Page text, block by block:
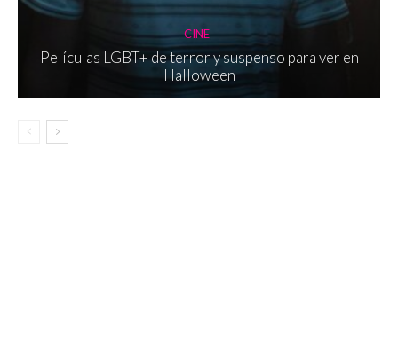
CINE
Películas LGBT+ de terror y suspenso para ver en
Halloween